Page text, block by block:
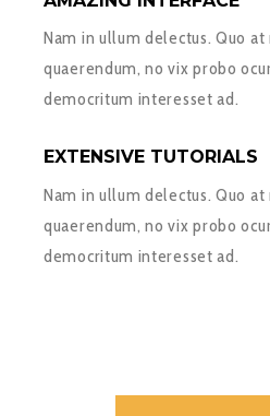
Nam in ullum delectus. Quo at
quaerendum, no vix probo
democritum interesset ad.
EXTENSIVE TUTORIALS
Nam in ullum delectus. Quo at
quaerendum, no vix probo
democritum interesset ad.